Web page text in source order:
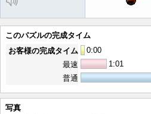
このパズルの完成タイム
お客様の完成タイム
0:00
最速
1:01
普通
写真